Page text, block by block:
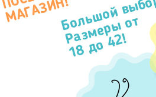
П
Н!Большой
Размеры от
18 до 42!